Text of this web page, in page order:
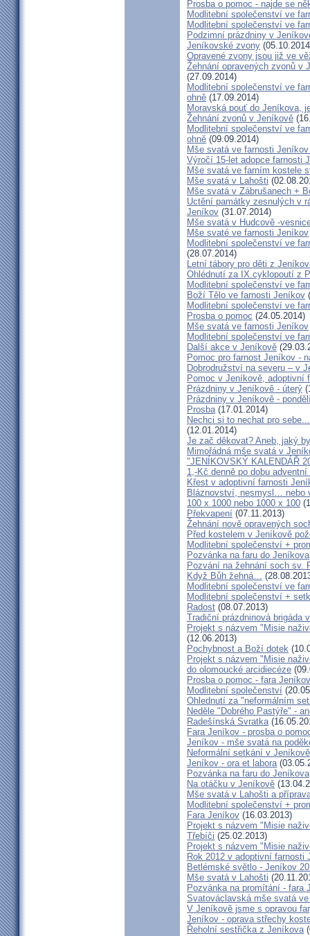
Prosba o pomoc - najde se
Modlitební společenství ve
Modlitební společenství ve
Podzimní prázdniny v
Jeníkovské zvony
Opravené zvony jsou již ve
Žehnání opravených zvonů v
(27.09.2014)
Modlitební společenství ve
ohně (17.09.2014)
Moravská pouť do Jeníkova,
Žehnání zvonů v Jeníkově
Modlitební společenství ve
ohně (09.09.2014)
Mše svatá ve farnosti
Výročí 15-let adopce farnosti
Mše svatá ve farním kostele
Mše svatá v Lahošti
Mše svatá v Zábrušanech +
Uctění památky zesnulých v
Jeníkov (31.07.2014)
Mše svatá v Hudcově -
Mše svaté ve farnosti Jeníkov
Modlitební společenství ve
(28.07.2014)
Letní tábory pro děti z
Ohlédnutí za IX.cyklopoutí z
Modlitební společenství ve
Boží Tělo ve farnosti Jeníkov
Modlitební společenství ve
Prosba o pomoc (24.05.2014)
Mše svatá ve farnosti Jeníkov
Modlitební společenství ve
Další akce v Jeníkově
Pomoc pro farnost Jeníkov -
Dobrodružství na severu – v
Pomoc v Jeníkově, adoptivní
Prázdniny v Jeníkově - úterý
Prázdniny v Jeníkově -
Prosba(17.01.2014)
Nechci si to nechat pro
(12.01.2014)
Je zač děkovat? Aneb, jaký
Mimořádná mše svatá v
"JENÍKOVSKÝ KALENDÁŘ
1,-Kč denně po dobu
Křest v adoptivní farnosti
Bláznovství, nesmysl… nebo
100 x 1000 nebo 1000 x 100
Překvapení (07.11.2013)
Žehnání nově opravených
Před kostelem v Jeníkově
Modlitební společenství +
Pozvánka na faru do Jeníkova
Pozvání na žehnání soch sv.
Když Bůh žehná…
Modlitební společenství ve
Modlitební společenství +
Radost (08.07.2013)
Tradiční prázdninová brigáda
Projekt s názvem "Misie
(12.06.2013)
Pochybnost a Boží dotek
Projekt s názvem "Misie
do olomoucké arcidiecéze
Prosba o pomoc - fara Jeníkov
Modlitební společenství
Ohlednutí za "neformálním
Neděle "Dobrého Pastýře" -
Radešínská Svratka
Fara Jeníkov - prosba o
Jeníkov - mše svatá na
Neformální setkání v
Jeníkov - ora et labora
Pozvánka na faru do Jeníkova
Na otáčku v Jeníkově
Mše svatá v Lahošti a
Modlitební společenství +
Fara Jeníkov (16.03.2013)
Projekt s názvem "Misie
Třebíči (25.02.2013)
Projekt s názvem "Misie
Rok 2012 v adoptivní farnosti
Betlémské světlo - Jeníkov
Mše svatá v Lahošti
Pozvánka na promítání - fara
Svatováclavská mše svatá
V Jeníkově jsme s opravou
Jeníkov - oprava střechy
Řeholní sestřička z Jeníkova